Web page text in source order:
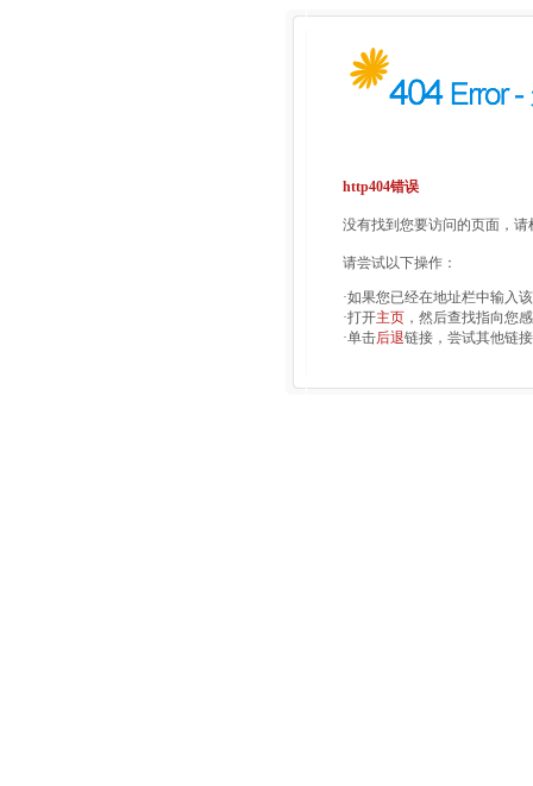
http404错误
没有找到您要访问的页面，
请尝试以下操作：
·如果您已经在地址栏中输入
·打开主页 ，然后查找指向您
·单击后退链接，尝试其他链